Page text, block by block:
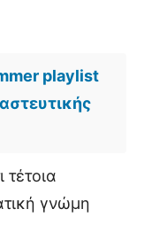
playlist
τέτοια
γνώμη